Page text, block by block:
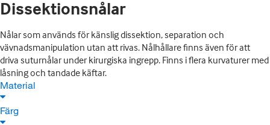
Dissektionsnålar
Nålar som används för känslig dissektion, separation och
vävnadsmanipulation utan att rivas. Nålhållare finns även för att
driva suturnålar under kirurgiska ingrepp. Finns i flera kurvaturer med
låsning och tandade käftar.
Material
Färg